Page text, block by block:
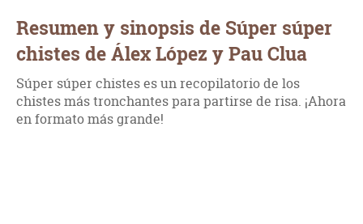
Resumen y sinopsis de Súper súper
chistes de Álex López y Pau Clua
Súper súper chistes es un recopilatorio de los
chistes más tronchantes para partirse de risa. ¡Ahora
en formato más grande!